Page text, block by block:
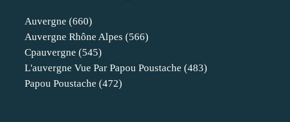
Auvergne (660)
Auvergne Rhône Alpes (566)
Cpauvergne (545)
L'auvergne Vue Par Papou Poustache (483)
Papou Poustache (472)